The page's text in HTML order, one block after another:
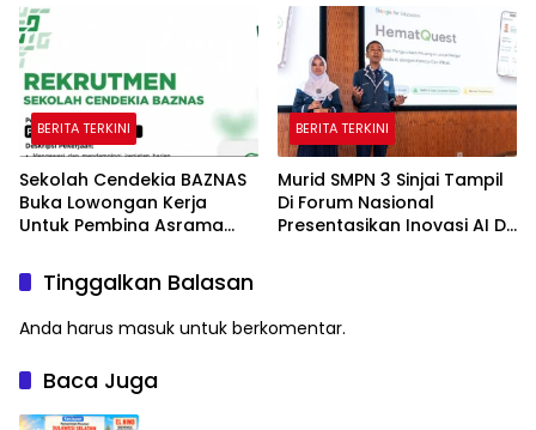
Gubernur Sulawesi Selatan
BERITA TERKINI
Sekolah Cendekia BAZNAS
Buka Lowongan Kerja
Untuk Pembina Asrama
BERITA TERKINI
Murid SMPN 3 Sinjai Tampil
Di Forum Nasional
Presentasikan Inovasi AI Di
Tinggalkan Balasan
Anda harus masuk untuk berkomentar.
Baca Juga